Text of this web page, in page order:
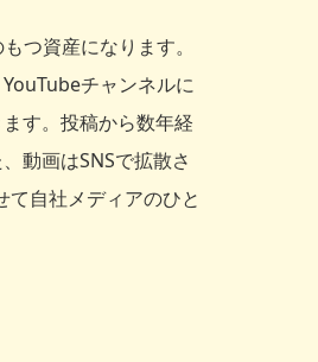
つ資産になります。
チャンネルに
す。投稿から数年経
動画はSNSで拡散さ
自社メディアのひと